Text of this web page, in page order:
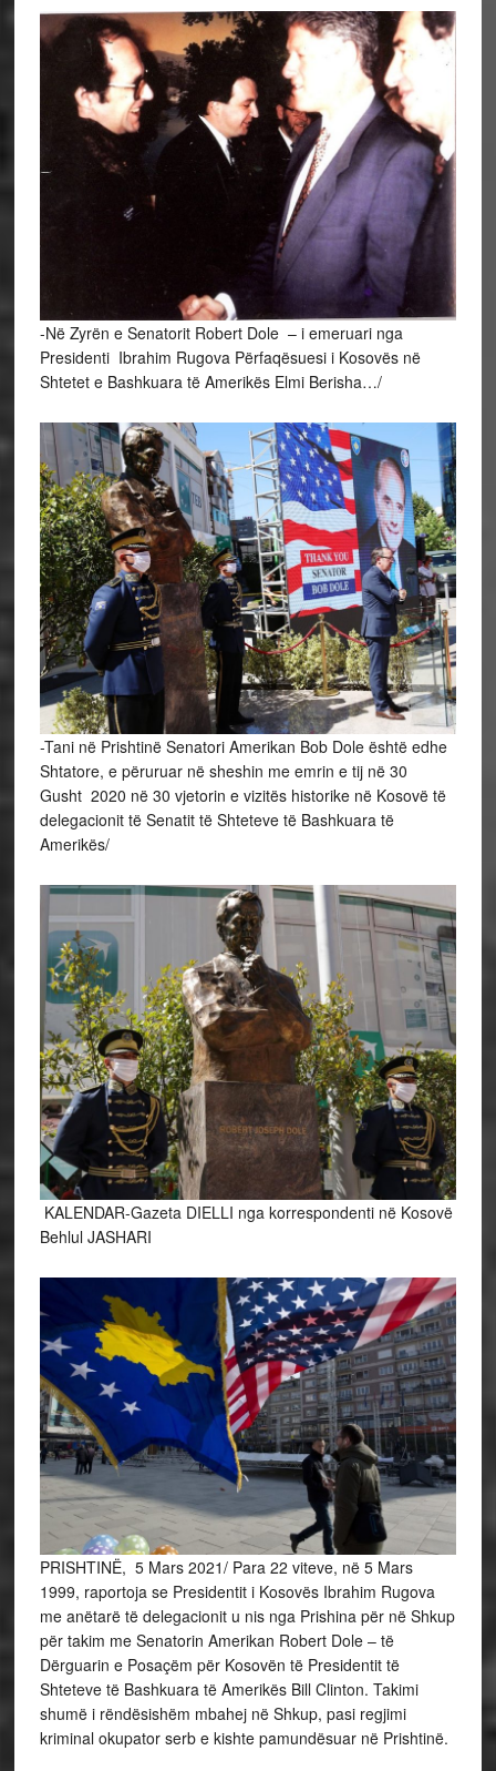
-Në Zyrën e Senatorit Robert Dole – i emeruari nga
Presidenti Ibrahim Rugova Përfaqësuesi i Kosovës në
Shtetet e Bashkuara të Amerikës Elmi Berisha…/
-Tani në Prishtinë Senatori Amerikan Bob Dole është edhe
Shtatore, e përuruar në sheshin me emrin e tij në 30
Gusht 2020 në 30 vjetorin e vizitës historike në Kosovë të
delegacionit të Senatit të Shteteve të Bashkuara të
Amerikës/
KALENDAR-Gazeta DIELLI nga korrespondenti në Kosovë
Behlul JASHARI
PRISHTINË, 5 Mars 2021/ Para 22 viteve, në 5 Mars
1999, raportoja se Presidentit i Kosovës Ibrahim Rugova
me anëtarë të delegacionit u nis nga Prishina për në Shkup
për takim me Senatorin Amerikan Robert Dole – të
Dërguarin e Posaçëm për Kosovën të Presidentit të
Shteteve të Bashkuara të Amerikës Bill Clinton. Takimi
shumë i rëndësishëm mbahej në Shkup, pasi regjimi
kriminal okupator serb e kishte pamundësuar në Prishtinë.